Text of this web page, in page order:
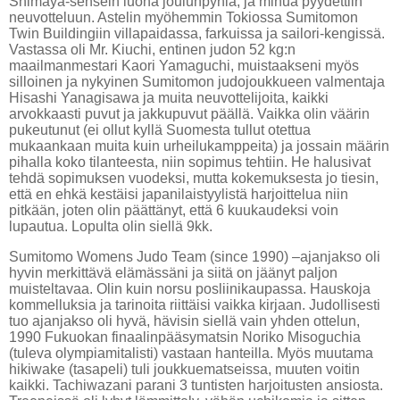
neuvotteluun. Astelin myöhemmin Tokiossa Sumitomon
Twin Buildingiin villapaidassa, farkuissa ja sailori-kengissä.
Vastassa oli Mr. Kiuchi, entinen judon 52 kg:n
maailmanmestari Kaori Yamaguchi, muistaakseni myös
silloinen ja nykyinen Sumitomon judojoukkueen valmentaja
Hisashi Yanagisawa ja muita neuvottelijoita, kaikki
arvokkaasti puvut ja jakkupuvut päällä. Vaikka olin väärin
pukeutunut (ei ollut kyllä Suomesta tullut otettua
mukaankaan muita kuin urheilukamppeita) ja jossain määrin
pihalla koko tilanteesta, niin sopimus tehtiin. He halusivat
tehdä sopimuksen vuodeksi, mutta kokemuksesta jo tiesin,
että en ehkä kestäisi japanilaistyylistä harjoittelua niin
pitkään, joten olin päättänyt, että 6 kuukaudeksi voin
lupautua. Lopulta olin siellä 9kk.
Sumitomo Womens Judo Team (since 1990) –ajanjakso oli
hyvin merkittävä elämässäni ja siitä on jäänyt paljon
muisteltavaa. Olin kuin norsu posliinikaupassa. Hauskoja
kommelluksia ja tarinoita riittäisi vaikka kirjaan. Judollisesti
tuo ajanjakso oli hyvä, hävisin siellä vain yhden ottelun,
1990 Fukuokan finaalinpääsymatsin Noriko Misoguchia
(tuleva olympiamitalisti) vastaan hanteilla. Myös muutama
hikiwake (tasapeli) tuli joukkuematseissa, muuten voitin
kaikki. Tachiwazani parani 3 tuntisten harjoitusten ansiosta.